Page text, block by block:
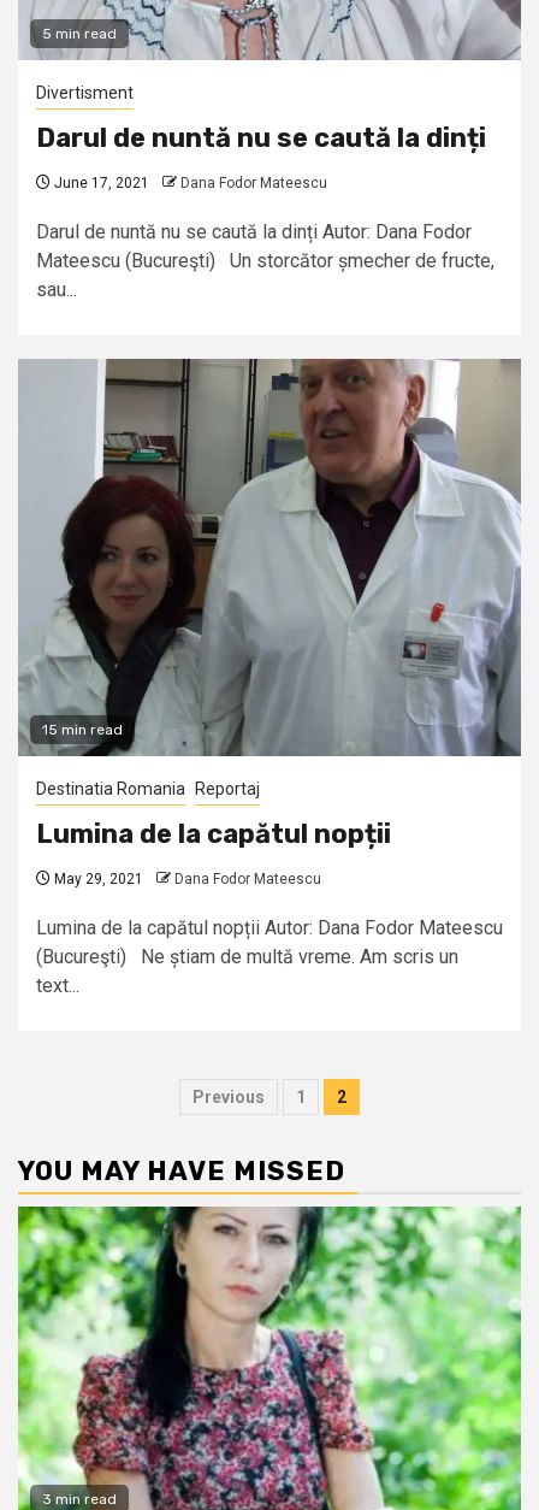
5 min read
Divertisment
Darul de nuntă nu se caută la dinți
June 17, 2021 Dana Fodor Mateescu
Darul de nuntă nu se caută la dinți Autor: Dana Fodor
Mateescu (Bucureşti) Un storcător șmecher de fructe,
sau...
15 min read
Destinatia Romania Reportaj
Lumina de la capătul nopții
May 29, 2021 Dana Fodor Mateescu
Lumina de la capătul nopții Autor: Dana Fodor Mateescu
(Bucureşti) Ne știam de multă vreme. Am scris un
text...
Posts
Previous 1 2
YOU MAY HAVE MISSED
3 min read